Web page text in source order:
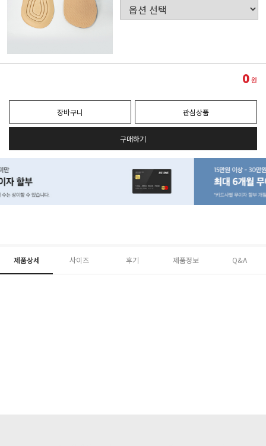
0원
장바구니 관심상품
구매하기
제품상세 사이즈 후기 제품정보 Q&A